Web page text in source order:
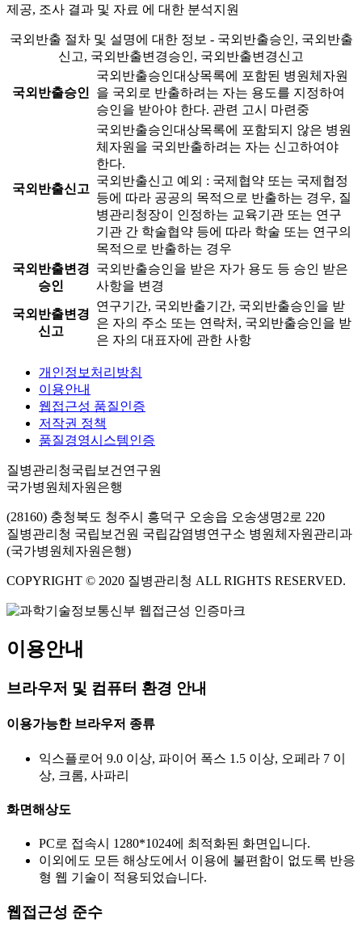
제공, 조사 결과 및 자료 에 대한 분석지원
국외반출 절차 및 설명에 대한 정보 - 국외반출승인, 국외반출
신고, 국외반출변경승인, 국외반출변경신고
국외반출승인
국외반출승인대상목록에 포함된 병원체자원
을 국외로 반출하려는 자는 용도를 지정하여
승인을 받아야 한다. 관련 고시 마련중
국외반출신고
국외반출승인대상목록에 포함되지 않은 병원
체자원을 국외반출하려는 자는 신고하여야
한다.
국외반출신고 예외 : 국제협약 또는 국제협정
등에 따라 공공의 목적으로 반출하는 경우, 질
병관리청장이 인정하는 교육기관 또는 연구
기관 간 학술협약 등에 따라 학술 또는 연구의
목적으로 반출하는 경우
국외반출변경
승인
국외반출승인을 받은 자가 용도 등 승인 받은
사항을 변경
국외반출변경
신고
연구기간, 국외반출기간, 국외반출승인을 받
은 자의 주소 또는 연락처, 국외반출승인을 받
은 자의 대표자에 관한 사항
개인정보처리방침
이용안내
웹접근성 품질인증
저작권 정책
품질경영시스템인증
질병관리청국립보건연구원
국가병원체자원은행
(28160) 충청북도 청주시 흥덕구 오송읍 오송생명2로 220
질병관리청 국립보건원 국립감염병연구소 병원체자원관리과
(국가병원체자원은행)
COPYRIGHT © 2020 질병관리청 ALL RIGHTS RESERVED.
이용안내
브라우저 및 컴퓨터 환경 안내
이용가능한 브라우저 종류
익스플로어 9.0 이상, 파이어 폭스 1.5 이상, 오페라 7 이
상, 크롬, 사파리
화면해상도
PC로 접속시 1280*1024에 최적화된 화면입니다.
이외에도 모든 해상도에서 이용에 불편함이 없도록 반응
형 웹 기술이 적용되었습니다.
웹접근성 준수